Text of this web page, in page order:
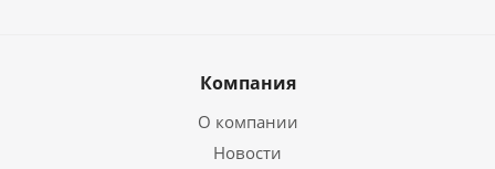
Компания
О компании
Новости